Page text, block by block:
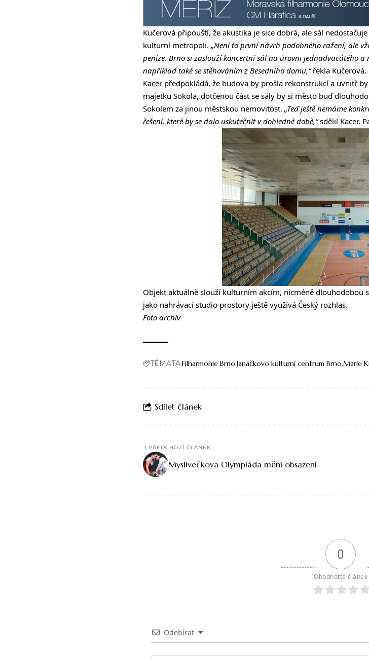
Kučerová připouští, že akustika je sice dobrá, ale sál
kulturní metropoli. „Není to první návrh podobného ražení, ale
peníze. Brno si zaslouží koncertní sál na úrovni jednadvacátého
například také se stěhováním z Besedního domu,“řekla Kučerová.
Kacer předpokládá, že budova by prošla rekonstrukcí a uvnitř
majetku Sokola, dotčenou část se sály by si město buď
Sokolem za jinou městskou nemovitost. „Teď ještě nemáme
řešení, které by se dalo uskutečnit v dohledné době,“sdělil Kacer.
Objekt aktuálně slouží kulturním akcím, nicméně dlouhodobou
jako nahrávací studio prostory ještě využívá Český rozhlas.
Foto archiv
TÉMATAFilharmonie Brno Janáčkovo kulturní centrum Brno Marie
Sdílet článek
PŘEDCHOZÍ ČLÁNEK
Myslivečkova Olympiáda mění obsazení
0
Ohodnoťte článek
Odebírat